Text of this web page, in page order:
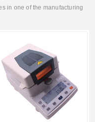
in one of the manufacturing